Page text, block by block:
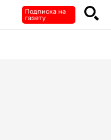
Подписка на
газету